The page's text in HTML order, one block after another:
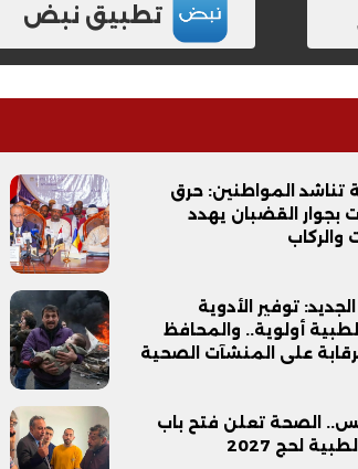
تطبيق نبض
تناشد المواطنين: حرق
بجوار القضبان يهدد
والركاب
توفير الأدوية
أولوية.. والمحافظ
على المنشآت الصحية
الصحة تعلن فتح باب
لحج 2027